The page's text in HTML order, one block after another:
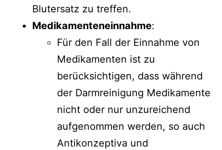
Blutersatz zu treffen.
Medikamenteneinnahme:
Für den Fall der Einnahme von
Medikamenten ist zu
berücksichtigen, dass während
der Darmreinigung Medikamente
nicht oder nur unzureichend
aufgenommen werden, so auch
Antikonzeptiva und